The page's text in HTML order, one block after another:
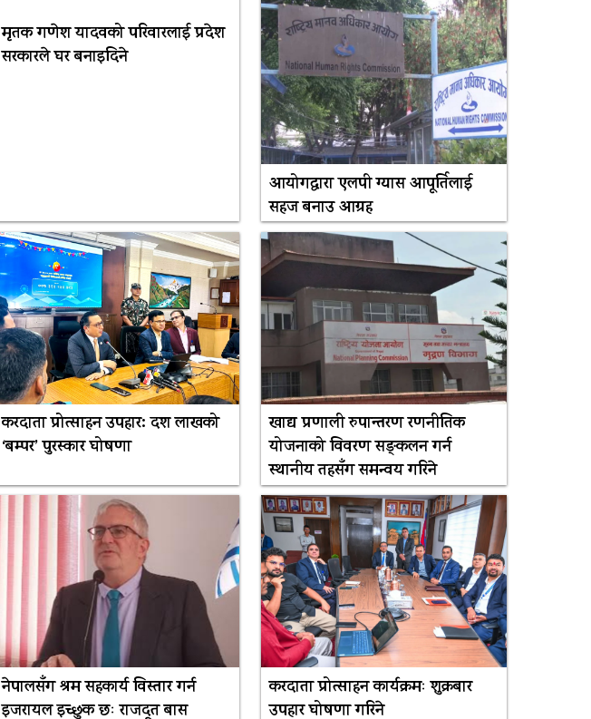
मृतक गणेश यादवको परिवारलाई प्रदेश
सरकारले घर बनाइदिने
आयोगद्वारा एलपी ग्यास आपूर्तिलाई
सहज बनाउ आग्रह
करदाता प्रोत्साहन उपहार: दश लाखको
‘बम्पर’ पुरस्कार घोषणा
खाद्य प्रणाली रुपान्तरण रणनीतिक
योजनाको विवरण सङ्कलन गर्न
स्थानीय तहसँग समन्वय गरिने
नेपालसँग श्रम सहकार्य विस्तार गर्न
इजरायल इच्छुक छः राजदूत बास
करदाता प्रोत्साहन कार्यक्रमः शुक्रबार
उपहार घोषणा गरिने